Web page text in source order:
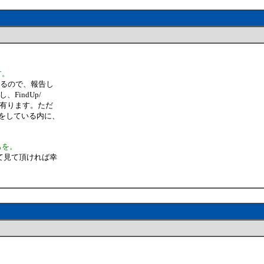
ので、報告し
、FindUp/
ります。ただ
ている内に、
。
見て頂ければ幸